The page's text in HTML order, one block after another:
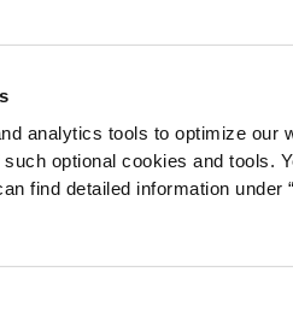
analytics tools to optimize our
optional cookies and tools.
find detailed information under